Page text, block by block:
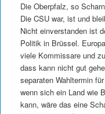
Die Oberpfalz, so
Die CSU war, ist und
Nicht einverstanden ist
Politik in Brüssel.
viele Kommissare und
dass kann nicht gut
separaten Wahltermin
wenn sich ein Land wie
kann, wäre das eine